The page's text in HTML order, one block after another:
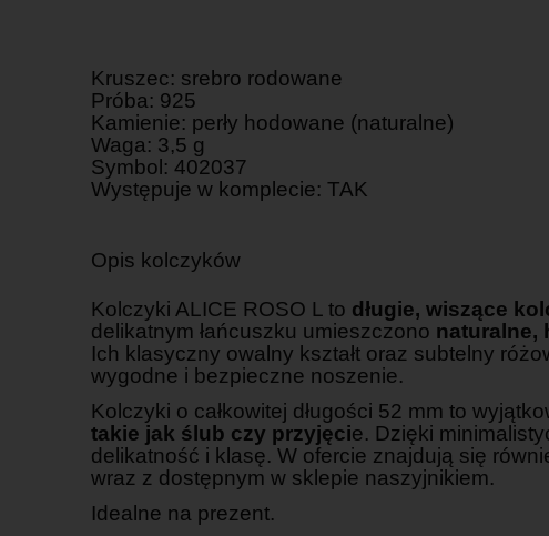
Kruszec: srebro rodowane
Próba: 925
Kamienie: perły hodowane (naturalne)
Waga: 3,5 g
Symbol: 402037
Występuje w komplecie: TAK
Opis kolczyków
Kolczyki ALICE ROSO L to długie, wiszące
delikatnym łańcuszku umieszczono naturalne,
Ich klasyczny owalny kształt oraz subtelny
wygodne i bezpieczne noszenie.
Kolczyki o całkowitej długości 52 mm to
takie jak ślub czy przyjęcie. Dzięki
delikatność i klasę. W ofercie znajdują się
wraz z dostępnym w sklepie naszyjnikiem.
Idealne na prezent.